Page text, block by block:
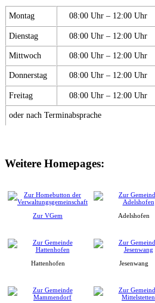
Montag 08:00 Uhr – 12:00 Uhr
Dienstag 08:00 Uhr – 12:00 Uhr
Mittwoch 08:00 Uhr – 12:00 Uhr
Donnerstag 08:00 Uhr – 12:00 Uhr
Freitag 08:00 Uhr – 12:00 Uhr
oder nach Terminabsprache
Weitere Homepages:
Zur VGem Adelshofen
Hattenhofen Jesenwang